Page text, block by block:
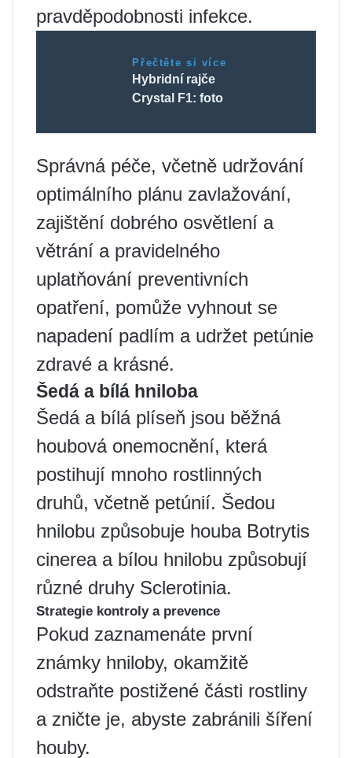
pravděpodobnosti infekce.
Přečtěte si více
Hybridní rajče
Crystal F1: foto
Správná péče, včetně udržování
optimálního plánu zavlažování,
zajištění dobrého osvětlení a
větrání a pravidelného
uplatňování preventivních
opatření, pomůže vyhnout se
napadení padlím a udržet petúnie
zdravé a krásné.
Šedá a bílá hniloba
Šedá a bílá plíseň jsou běžná
houbová onemocnění, která
postihují mnoho rostlinných
druhů, včetně petúnií. Šedou
hnilobu způsobuje houba Botrytis
cinerea a bílou hnilobu způsobují
různé druhy Sclerotinia.
Strategie kontroly a prevence
Pokud zaznamenáte první
známky hniloby, okamžitě
odstraňte postižené části rostliny
a zničte je, abyste zabránili šíření
houby.